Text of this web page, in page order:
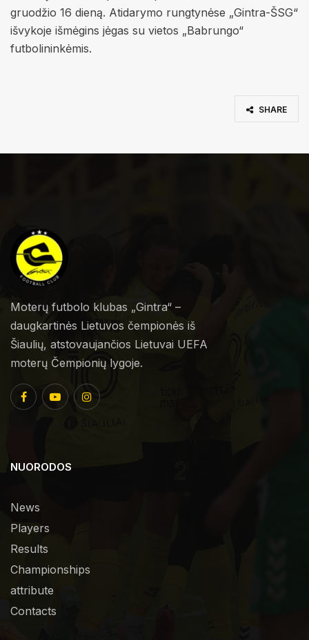
gruodžio 16 dieną. Atidarymo rungtynėse „Gintra-ŠSG“
išvykoje išmėgins jėgas su vietos „Babrungo“
futbolininkėmis.
SHARE
Moterų futbolo klubas „Gintra“ –
daugkartinės Lietuvos čempionės iš
Šiaulių, atstovaujančios Lietuvai UEFA
moterų Čempionių lygoje.
NUORODOS
News
Players
Results
Championships
attribute
Contacts